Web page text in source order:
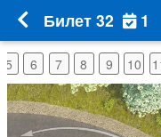
5 6 7 8 9 10
Билет 32 1